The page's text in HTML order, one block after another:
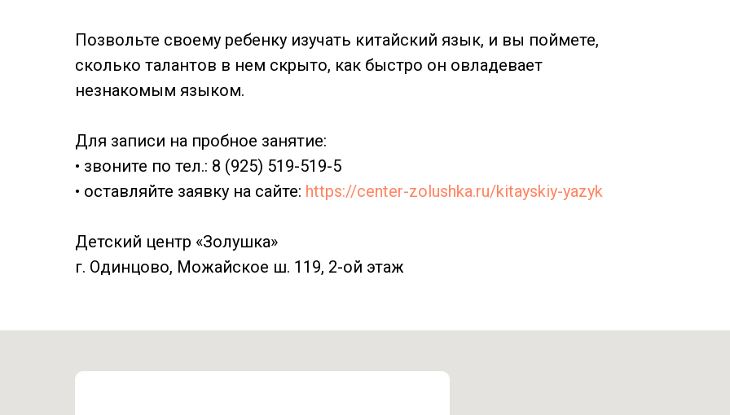
Позвольте своему ребенку изучать китайский язык, и вы поймете,
сколько талантов в нем скрыто, как быстро он овладевает
незнакомым языком.
Для записи на пробное занятие:
• звоните по тел.: 8 (925) 519-519-5
• оставляйте заявку на сайте: https://center-zolushka.ru/kitayskiy-yazyk
Детский центр «Золушка»
г. Одинцово, Можайское ш. 119, 2-ой этаж